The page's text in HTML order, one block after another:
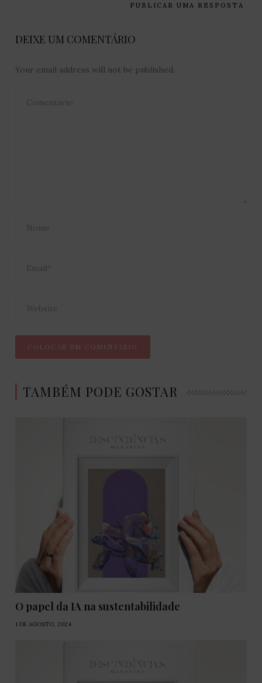
PUBLICAR UMA RESPOSTA
DEIXE UM COMENTÁRIO
Your email address will not be published.
TAMBÉM PODE GOSTAR
O papel da IA na sustentabilidade
1 DE AGOSTO, 2024